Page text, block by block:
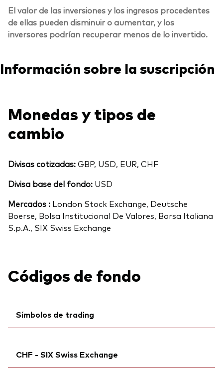
El valor de las inversiones y los ingresos procedentes
de ellas pueden disminuir o aumentar, y los
inversores podrían recuperar menos de lo invertido.
Información sobre la suscripción
Monedas y tipos de
cambio
Divisas cotizadas:GBP, USD, EUR, CHF
Divisa base del fondo: USD
Mercados : London Stock Exchange, Deutsche
Boerse, Bolsa Institucional De Valores, Borsa Italiana
S.p.A., SIX Swiss Exchange
Códigos de fondo
Símbolos de trading
Bloomberg:VJPA GY
CHF - SIX Swiss Exchange